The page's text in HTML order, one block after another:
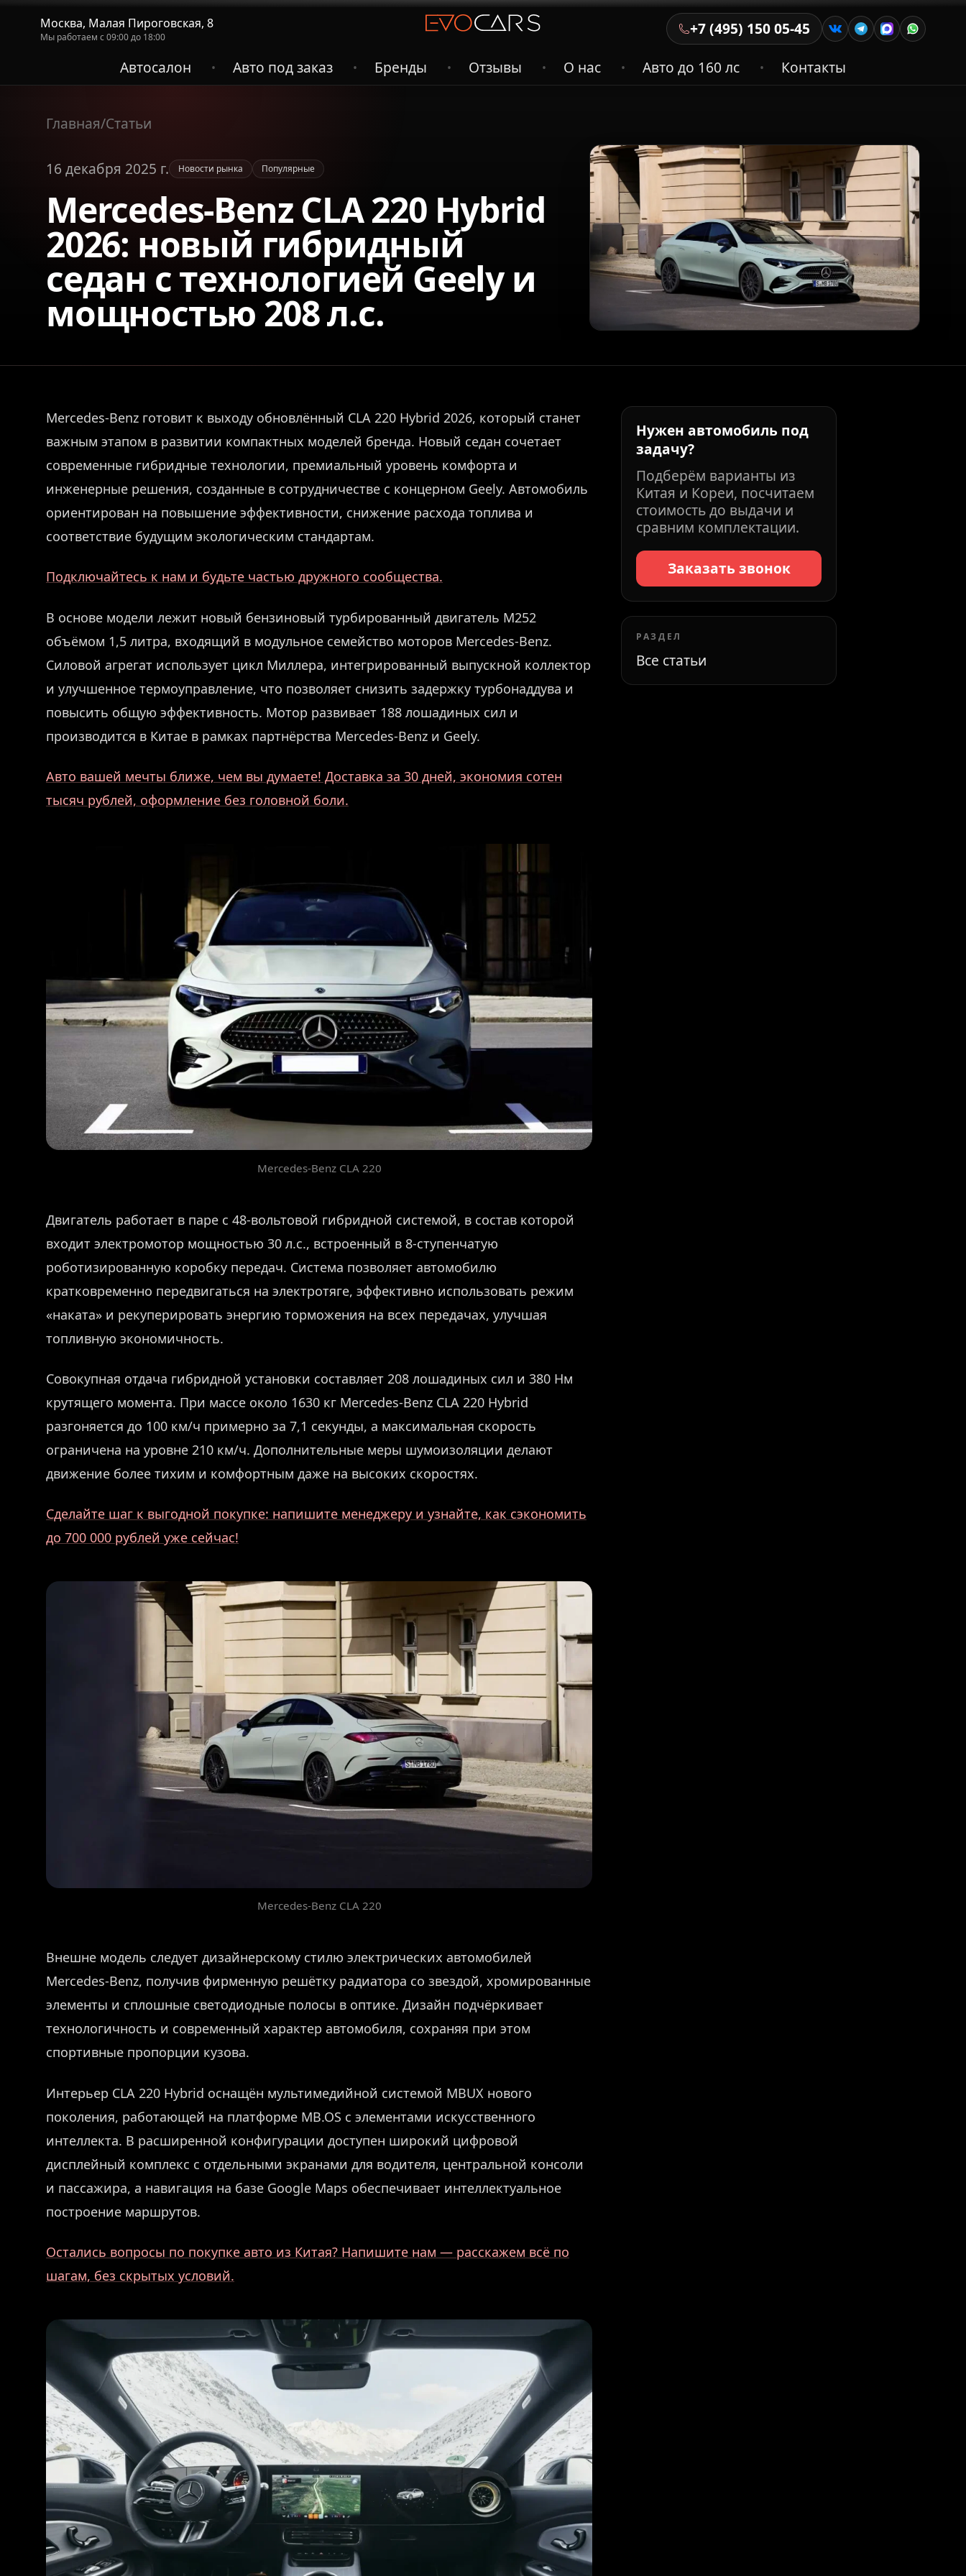
Москва, Малая Пироговская, 8
Мы работаем с 09:00 до 18:00
+7 (495) 150 05-45
Автосалон
• Авто под заказ • Бренды • Отзывы • О нас • Авто до 160 лс • Контакты
Главная/Статьи
16 декабря 2025 г. Новости рынка Популярные
Mercedes-Benz CLA 220 Hybrid
2026: новый гибридный
седан с технологией Geely и
мощностью 208 л.с.
Mercedes-Benz готовит к выходу обновлённый CLA 220 Hybrid 2026, который станет
важным этапом в развитии компактных моделей бренда. Новый седан сочетает
современные гибридные технологии, премиальный уровень комфорта и
инженерные решения, созданные в сотрудничестве с концерном Geely. Автомобиль
ориентирован на повышение эффективности, снижение расхода топлива и
соответствие будущим экологическим стандартам.
Подключайтесь к нам и будьте частью дружного сообщества.
В основе модели лежит новый бензиновый турбированный двигатель M252
объёмом 1,5 литра, входящий в модульное семейство моторов Mercedes-Benz.
Силовой агрегат использует цикл Миллера, интегрированный выпускной коллектор
и улучшенное термоуправление, что позволяет снизить задержку турбонаддува и
повысить общую эффективность. Мотор развивает 188 лошадиных сил и
производится в Китае в рамках партнёрства Mercedes-Benz и Geely.
Авто вашей мечты ближе, чем вы думаете! Доставка за 30 дней, экономия сотен
тысяч рублей, оформление без головной боли.
Mercedes-Benz CLA 220
Двигатель работает в паре с 48-вольтовой гибридной системой, в состав которой
входит электромотор мощностью 30 л.с., встроенный в 8-ступенчатую
роботизированную коробку передач. Система позволяет автомобилю
кратковременно передвигаться на электротяге, эффективно использовать режим
«наката» и рекуперировать энергию торможения на всех передачах, улучшая
топливную экономичность.
Совокупная отдача гибридной установки составляет 208 лошадиных сил и 380 Нм
крутящего момента. При массе около 1630 кг Mercedes-Benz CLA 220 Hybrid
разгоняется до 100 км/ч примерно за 7,1 секунды, а максимальная скорость
ограничена на уровне 210 км/ч. Дополнительные меры шумоизоляции делают
движение более тихим и комфортным даже на высоких скоростях.
Сделайте шаг к выгодной покупке: напишите менеджеру и узнайте, как сэкономить
до 700 000 рублей уже сейчас!
Mercedes-Benz CLA 220
Внешне модель следует дизайнерскому стилю электрических автомобилей
Mercedes-Benz, получив фирменную решётку радиатора со звездой, хромированные
элементы и сплошные светодиодные полосы в оптике. Дизайн подчёркивает
технологичность и современный характер автомобиля, сохраняя при этом
спортивные пропорции кузова.
Интерьер CLA 220 Hybrid оснащён мультимедийной системой MBUX нового
поколения, работающей на платформе MB.OS с элементами искусственного
интеллекта. В расширенной конфигурации доступен широкий цифровой
дисплейный комплекс с отдельными экранами для водителя, центральной консоли
и пассажира, а навигация на базе Google Maps обеспечивает интеллектуальное
построение маршрутов.
Остались вопросы по покупке авто из Китая? Напишите нам — расскажем всё по
шагам, без скрытых условий.
Нужен автомобиль под
задачу?
Подберём варианты из
Китая и Кореи, посчитаем
стоимость до выдачи и
сравним комплектации.
Заказать звонок
РАЗДЕЛ
Все статьи